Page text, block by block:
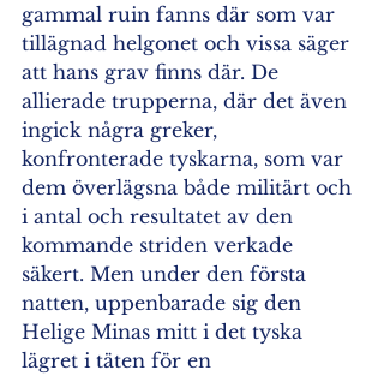
gammal ruin fanns där som var
tillägnad helgonet och vissa säger
att hans grav finns där. De
allierade trupperna, där det även
ingick några greker,
konfronterade tyskarna, som var
dem överlägsna både militärt och
i antal och resultatet av den
kommande striden verkade
säkert. Men under den första
natten, uppenbarade sig den
Helige Minas mitt i det tyska
lägret i täten för en